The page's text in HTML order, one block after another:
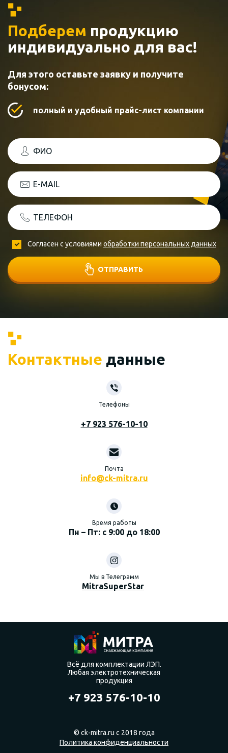
Подберем продукцию
индивидуально для вас!
Для этого оставьте заявку и получите
бонусом:
полный и удобный прайс-лист компании
ФИО
E-MAIL
ТЕЛЕФОН
Согласен с условиями обработки персональных данных
ОТПРАВИТЬ
Контактные данные
Телефоны
+7 923 576-10-10
Почта
info@ck-mitra.ru
Время работы
Пн – Пт: с 9:00 до 18:00
Мы в Телеграмм
MitraSuperStar
Всё для комплектации ЛЭП.
Любая электротехническая
продукция
+7 923 576-10-10
© ck-mitra.ru с 2018 года
Политика конфиденциальности